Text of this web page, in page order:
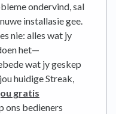
ondervind, sal
installasie gee.
nie: alles wat jy
het—
wat jy geskep
huidige Streak,
gratis
ons bedieners